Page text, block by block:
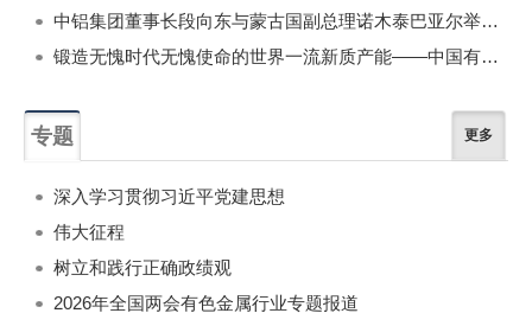
中铝集团董事长段向东与蒙古国副总理诺木泰巴亚尔举行会谈
锻造无愧时代无愧使命的世界一流新质产能——中国有色金属工业的战略应对与破局之道（二）
专题 更多
深入学习贯彻习近平党建思想
伟大征程
树立和践行正确政绩观
2026年全国两会有色金属行业专题报道